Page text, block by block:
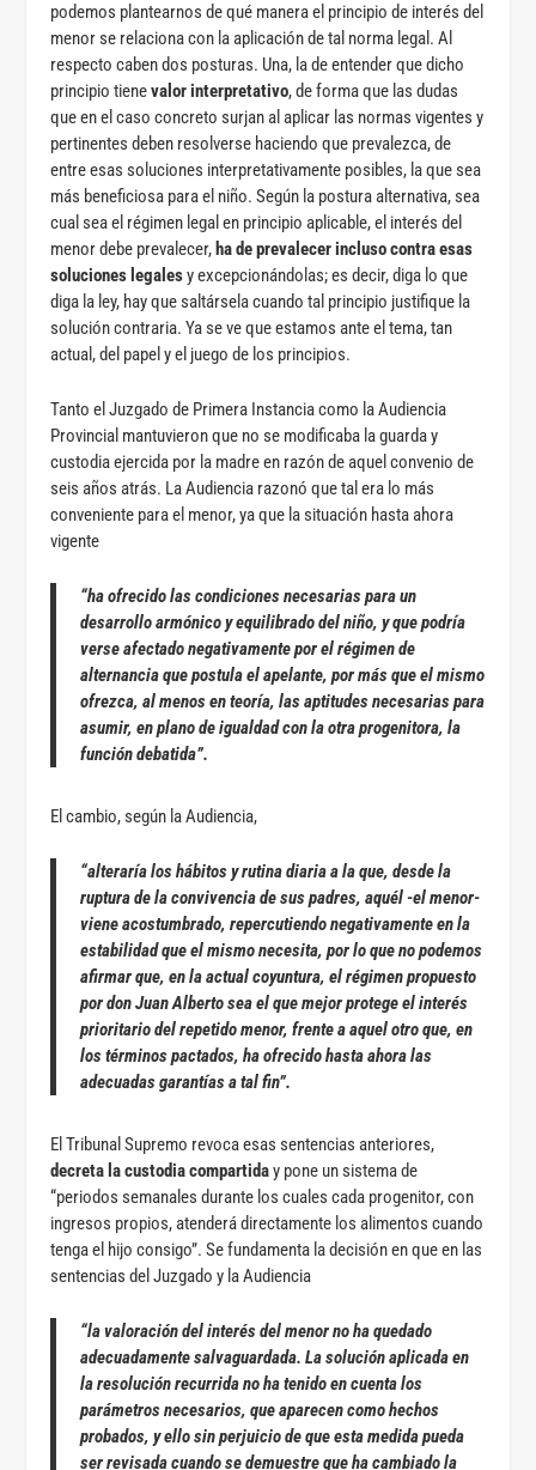
podemos plantearnos de qué manera el principio de interés del
menor se relaciona con la aplicación de tal norma legal. Al
respecto caben dos posturas. Una, la de entender que dicho
principio tienevalor interpretativo, de forma que las dudas
que en el caso concreto surjan al aplicar las normas vigentes y
pertinentes deben resolverse haciendo que prevalezca, de
entre esas soluciones interpretativamente posibles, la que sea
más beneficiosa para el niño. Según la postura alternativa, sea
cual sea el régimen legal en principio aplicable, el interés del
menor debe prevalecer, ha de prevalecer incluso contra esas
soluciones legalesy excepcionándolas; es decir, diga lo que
diga la ley, hay que saltársela cuando tal principio justifique la
solución contraria. Ya se ve que estamos ante el tema, tan
actual, del papel y el juego de los principios.
Tanto el Juzgado de Primera Instancia como la Audiencia
Provincial mantuvieron que no se modificaba la guarda y
custodia ejercida por la madre en razón de aquel convenio de
seis años atrás. La Audiencia razonó que tal era lo más
conveniente para el menor, ya que la situación hasta ahora
vigente
“ha ofrecido las condiciones necesarias para un
desarrollo armónico y equilibrado del niño, y que podría
verse afectado negativamente por el régimen de
alternancia que postula el apelante, por más que el mismo
ofrezca, al menos en teoría, las aptitudes necesarias para
asumir, en plano de igualdad con la otra progenitora, la
función debatida”.
El cambio, según la Audiencia,
“alteraría los hábitos y rutina diaria a la que, desde la
ruptura de la convivencia de sus padres, aquél -el menor-
viene acostumbrado, repercutiendo negativamente en la
estabilidad que el mismo necesita, por lo que no podemos
afirmar que, en la actual coyuntura, el régimen propuesto
por don Juan Alberto sea el que mejor protege el interés
prioritario del repetido menor, frente a aquel otro que, en
los términos pactados, ha ofrecido hasta ahora las
adecuadas garantías a tal fin”.
El Tribunal Supremo revoca esas sentencias anteriores,
decreta la custodia compartiday pone un sistema de
“periodos semanales durante los cuales cada progenitor, con
ingresos propios, atenderá directamente los alimentos cuando
tenga el hijo consigo”. Se fundamenta la decisión en que en las
sentencias del Juzgado y la Audiencia
“la valoración del interés del menor no ha quedado
adecuadamente salvaguardada. La solución aplicada en
la resolución recurrida no ha tenido en cuenta los
parámetros necesarios, que aparecen como hechos
probados, y ello sin perjuicio de que esta medida pueda
ser revisada cuando se demuestre que ha cambiado la